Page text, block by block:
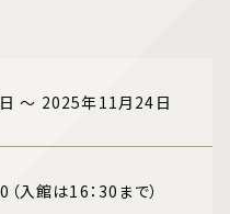
～ 2025年11月24日
入館は16：30まで）